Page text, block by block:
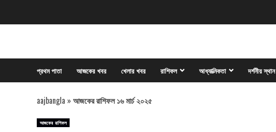
প্রথম পাতা আজকের খবর খেলার খবর রাশিফল আধ্যাত্মিকতা দর্শনীয় স্থান
aajbangla » আজকের রাশিফল ১৬ মার্চ ২০২৫
আজকের রাশিফল